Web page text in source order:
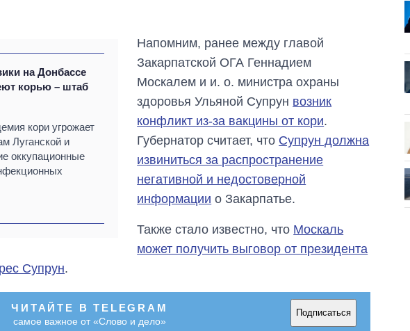
на Донбассе
корью – штаб
кори угрожает
Луганской и
оккупационные
Напомним, ранее между главой
Закарпатской ОГА Геннадием
Москалем и и. о. министра охраны
здоровья Ульяной Супрун возник
конфликт из-за вакцины от кори.
Губернатор считает, что Супрун должна
извиниться за распространение
негативной и недостоверной
информации о Закарпатье.
Также стало известно, что Москаль
может получить выговор от президента
Супрун.
ЧИТАЙТЕ В TELEGRAM
самое важное от «Слово и дело»
Подписаться